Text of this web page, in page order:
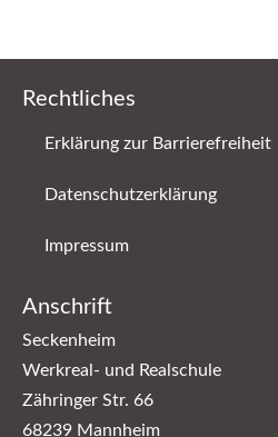
Rechtliches
Erklärung zur Barrierefreiheit
Datenschutzerklärung
Impressum
Anschrift
Seckenheim
Werkreal- und Realschule
Zähringer Str. 66
68239 Mannheim